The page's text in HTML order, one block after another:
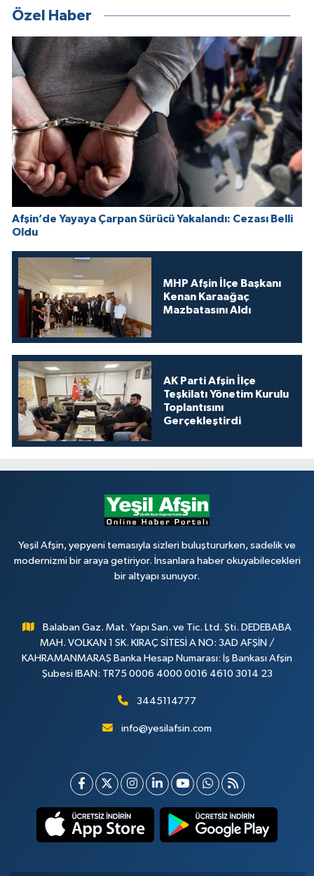
Özel Haber
Afşin’de Yayaya Çarpan Sürücü Yakalandı: Cezası Belli
Oldu
MHP Afşin İlçe Başkanı
Kenan Karaağaç
Mazbatasını Aldı
AK Parti Afşin İlçe
Teşkilatı Yönetim Kurulu
Toplantısını
Gerçekleştirdi
Yeşil Afşin, yepyeni temasıyla sizleri buluştururken, sadelik ve
modernizmi bir araya getiriyor. İnsanlara haber okuyabilecekleri
bir altyapı sunuyor.
Balaban Gaz. Mat. Yapı San. ve Tic. Ltd. Şti. DEDEBABA
MAH. VOLKAN 1 SK. KIRAÇ SİTESİ A NO: 3AD AFŞİN /
KAHRAMANMARAŞ Banka Hesap Numarası: İş Bankası Afşin
Şubesi IBAN: TR75 0006 4000 0016 4610 3014 23
3445114777
info@yesilafsin.com